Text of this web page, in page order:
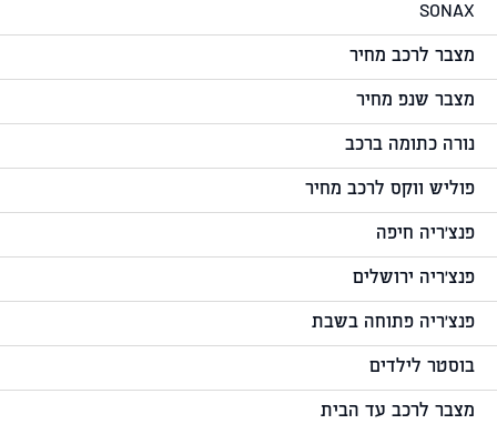
SONAX
מצבר לרכב מחיר
מצבר שנפ מחיר
נורה כתומה ברכב
פוליש ווקס לרכב מחיר
פנצ'ריה חיפה
פנצ'ריה ירושלים
פנצ'ריה פתוחה בשבת
בוסטר לילדים
מצבר לרכב עד הבית